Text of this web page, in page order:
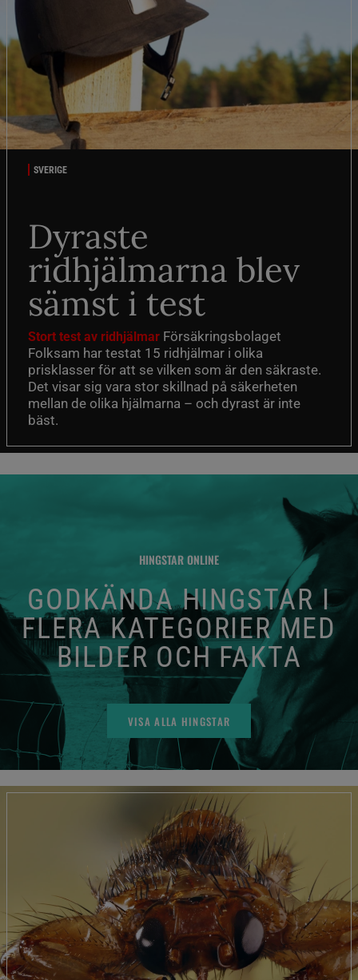
SVERIGE
Dyraste
ridhjälmarna blev
sämst i test
Stort test av ridhjälmar Försäkringsbolaget
Folksam har testat 15 ridhjälmar i olika
prisklasser för att se vilken som är den säkraste.
Det visar sig vara stor skillnad på säkerheten
mellan de olika hjälmarna – och dyrast är inte
bäst.
HINGSTAR ONLINE
GODKÄNDA HINGSTAR I
FLERA KATEGORIER MED
BILDER OCH FAKTA
VISA ALLA HINGSTAR